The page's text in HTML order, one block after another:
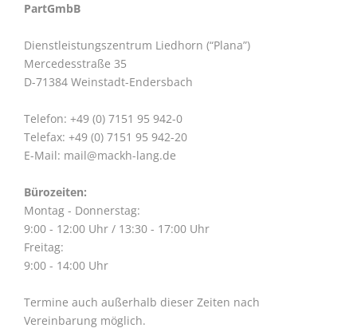
PartGmbB
Dienstleistungszentrum Liedhorn (“Plana”)
Mercedesstraße 35
D-71384 Weinstadt-Endersbach
Telefon: +49 (0) 7151 95 942-0
Telefax: +49 (0) 7151 95 942-20
E-Mail: mail@mackh-lang.de
Bürozeiten:
Montag - Donnerstag:
9:00 - 12:00 Uhr / 13:30 - 17:00 Uhr
Freitag:
9:00 - 14:00 Uhr
Termine auch außerhalb dieser Zeiten nach
Vereinbarung möglich.